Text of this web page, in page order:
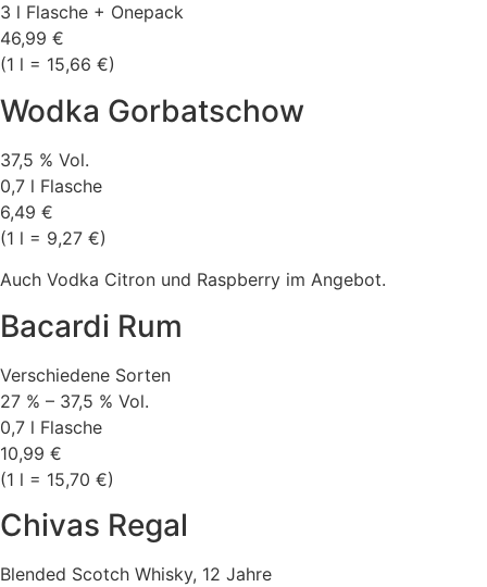
3 l Flasche + Onepack
46,99 €
(1 l = 15,66 €)
Wodka Gorbatschow
37,5 % Vol.
0,7 l Flasche
6,49 €
(1 l = 9,27 €)
Auch Vodka Citron und Raspberry im Angebot.
Bacardi Rum
Verschiedene Sorten
27 % – 37,5 % Vol.
0,7 l Flasche
10,99 €
(1 l = 15,70 €)
Chivas Regal
Blended Scotch Whisky, 12 Jahre